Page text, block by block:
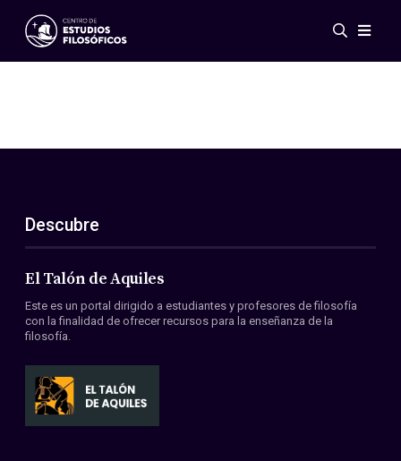
Eventos
ES
EN
Acerca de nosotros
Miembros
Convenios
Descubre
El Talón de Aquiles
Este es un portal dirigido a estudiantes y profesores de filosofía
con la finalidad de ofrecer recursos para la enseñanza de la
filosofía.